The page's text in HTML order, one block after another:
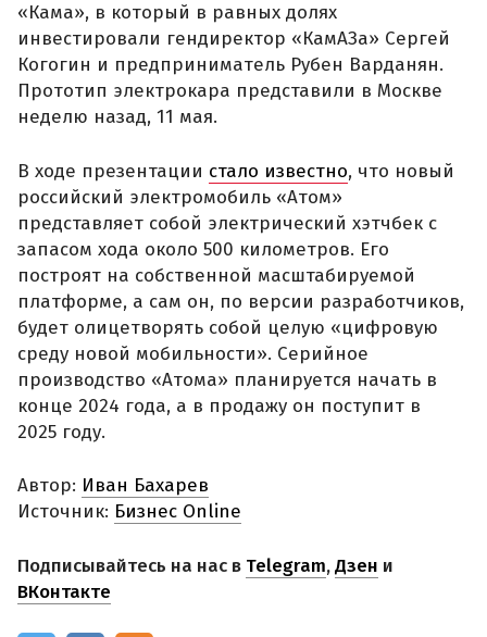
«Кама», в который в равных долях
инвестировали гендиректор «КамАЗа» Сергей
Когогин и предприниматель Рубен Варданян.
Прототип электрокара представили в Москве
неделю назад, 11 мая.
В ходе презентации стало известно, что новый
российский электромобиль «Атом»
представляет собой электрический хэтчбек с
запасом хода около 500 километров. Его
построят на собственной масштабируемой
платформе, а сам он, по версии разработчиков,
будет олицетворять собой целую «цифровую
среду новой мобильности». Серийное
производство «Атома» планируется начать в
конце 2024 года, а в продажу он поступит в
2025 году.
Автор: Иван Бахарев
Источник: Бизнес Online
Подписывайтесь на нас в Telegram,Дзен и
ВКонтакте